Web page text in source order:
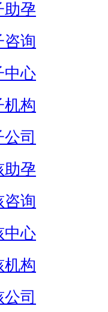
助孕
咨询
中心
机构
司
助孕
咨询
中心
机构
司